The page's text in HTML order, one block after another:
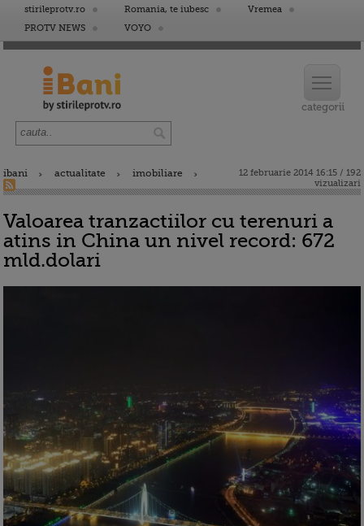
stirileprotv.ro Romania, te iubesc
Vremea
PROTV NEWS
VOYO
ibani actualitate imobiliare
12 februarie 2014 16:15 / 192
vizualizari
Valoarea tranzactiilor cu terenuri a
atins in China un nivel record: 672
mld.dolari